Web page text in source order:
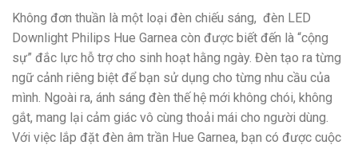
Không đơn thuần là một loại đèn chiếu sáng, đèn LED
Downlight Philips Hue Garnea còn được biết đến là “cộng
sự” đắc lực hỗ trợ cho sinh hoạt hằng ngày. Đèn tạo ra từng
ngữ cảnh riêng biệt để bạn sử dụng cho từng nhu cầu của
mình. Ngoài ra, ánh sáng đèn thế hệ mới không chói, không
gắt, mang lại cảm giác vô cùng thoải mái cho người dùng.
Với việc lắp đặt đèn âm trần Hue Garnea, bạn có được cuộc